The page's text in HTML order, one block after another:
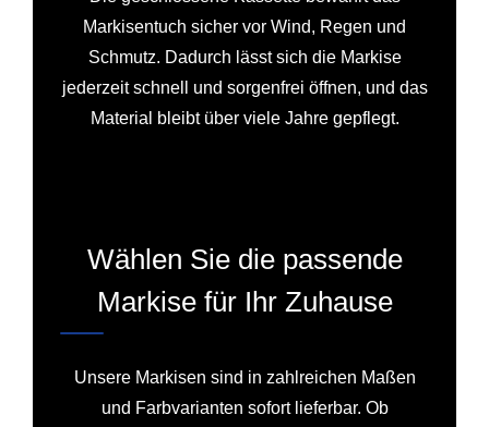
Markisentuch sicher vor Wind, Regen und
Schmutz. Dadurch lässt sich die Markise
jederzeit schnell und sorgenfrei öffnen, und das
Material bleibt über viele Jahre gepflegt.
Wählen Sie die passende
Markise für Ihr Zuhause
Unsere Markisen sind in zahlreichen Maßen
und Farbvarianten sofort lieferbar. Ob